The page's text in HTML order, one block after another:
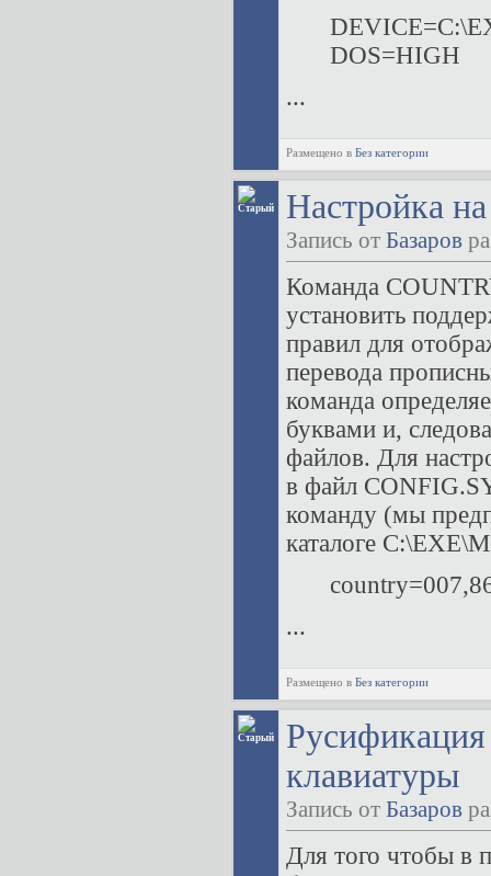
DOS=HIGH
...
Размещено в Без категории
Настройка
Запись от Базаров
Команда
установить
правил для
перевода
команда
буквами и,
файлов. Для
в файл
команду (мы
каталоге
...
Размещено в Без категории
Русификация
клавиатуры
Запись от Базаров
Для того чтобы в